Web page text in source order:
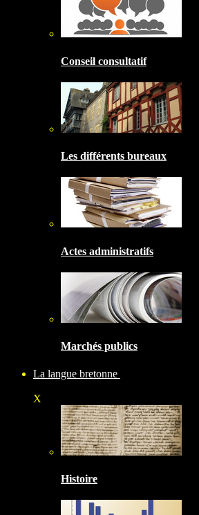
Conseil consultatif
Les différents bureaux
Actes administratifs
Marchés publics
La langue bretonne
X
Histoire